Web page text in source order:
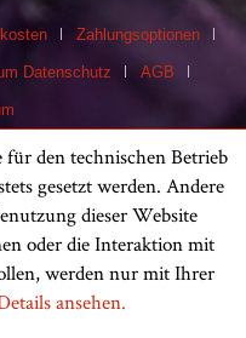
Zahlungsoptionen
Datenschutz AGB
für den technischen Betrieb
gesetzt werden. Andere
dieser Website
oder die Interaktion mit
werden nur mit Ihrer
ansehen.